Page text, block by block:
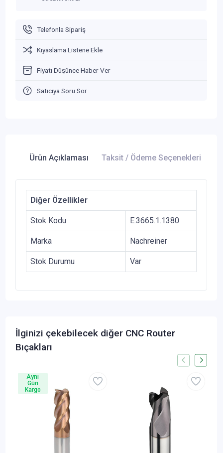
Telefonla Sipariş
Kıyaslama Listene Ekle
Fiyatı Düşünce Haber Ver
Satıcıya Soru Sor
Ürün Açıklaması Taksit / Ödeme Seçenekleri
Diğer Özellikler
Stok Kodu E.3665.1.1380
Marka Nachreiner
Stok Durumu Var
İlginizi çekebilecek diğer CNC Router
Bıçakları
Aynı
Gün
Kargo